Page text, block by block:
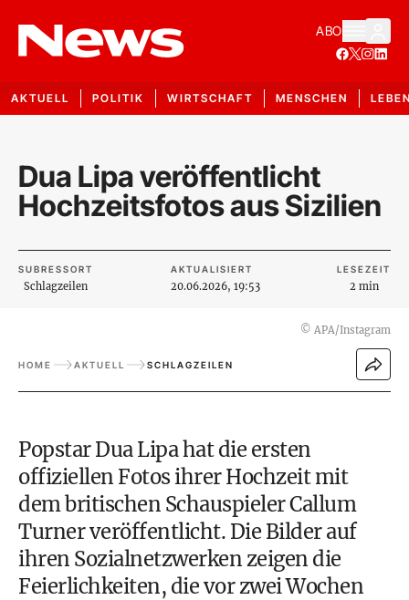
ABO
AKTUELL POLITIK WIRTSCHAFT MENSCHEN
Dua Lipa veröffentlicht
Hochzeitsfotos aus Sizilien
SUBRESSORT
Schlagzeilen
AKTUALISIERT
20.06.2026, 19:53
LESEZEIT
2 min
© APA/Instagram
HOME AKTUELL SCHLAGZEILEN
Popstar Dua Lipa hat die ersten
offiziellen Fotos ihrer Hochzeit mit
dem britischen Schauspieler Callum
Turner veröffentlicht. Die Bilder auf
ihren Sozialnetzwerken zeigen die
Feierlichkeiten, die vor zwei Wochen